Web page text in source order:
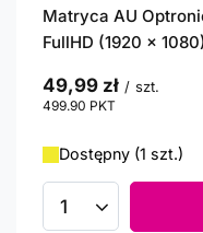
Matryca AU
FullHD (1920 x
49,99 zł / szt.
499.90 PKT
Dostępny (1 szt.)
Ilość produktów